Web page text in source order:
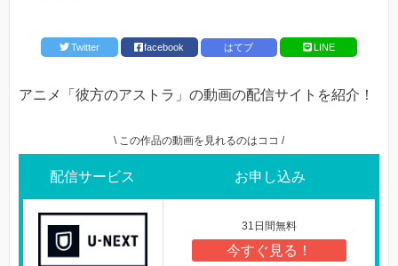
Twitter facebook はてブ LINE
アニメ「彼方のアストラ」の動画の配信サイトを紹介！
\ この作品の動画を見れるのはココ /
配信サービス お申し込み
31日間無料
今すぐ見る！